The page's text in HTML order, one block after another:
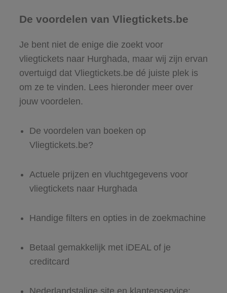
De voordelen van Vliegtickets.be
Je bent niet de enige die zoekt voor
vliegtickets naar Hurghada, maar wij zijn ervan
overtuigd dat Vliegtickets.be dé juiste plek is
om ze te vinden. Lees hieronder meer over
jouw voordelen.
De voordelen van boeken op
Vliegtickets.be?
Actuele prijzen en vluchtgegevens voor
vliegtickets naar Hurghada
Handige filters en opties in de zoekmachine
Betaal gemakkelijk met iDEAL of je
creditcard
Nederlandstalige site en klantenservice: